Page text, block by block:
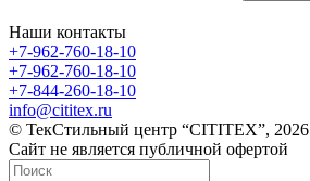
Наши контакты
+7-962-760-18-10
+7-962-760-18-10
+7-844-260-18-10
info@cititex.ru
© ТекСтильный центр “CITITEX”, 2026
Сайт не является публичной офертой